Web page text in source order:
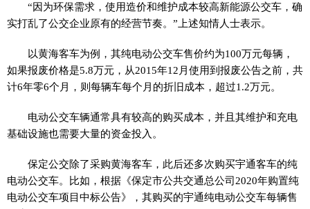
“因为环保需求，使用造价和维护成本较高新能源公交车，确
实打乱了公交企业原有的经营节奏。”上述知情人士表示。
以黄海客车为例，其纯电动公交车售价约为100万元每辆，
如果报废价格是5.8万元，从2015年12月使用到报废公告之前，共
计6年零6个月，则每辆车每个月的折旧成本，超过1.2万元。
电动公交车辆通常具有较高的购买成本，并且其维护和充电
基础设施也需要大量的资金投入。
保定公交除了采购黄海客车，此后还多次购买宇通客车的纯
电动公交车。比如，根据《保定市公共交通总公司2020年购置纯
电动公交车项目中标公告》，其购买的宇通纯电动公交车每辆售